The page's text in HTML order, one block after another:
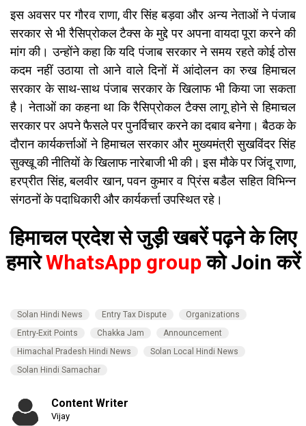
इस अवसर पर गौरव राणा, वीर सिंह बड़वा और अन्य नेताओं ने पंजाब
सरकार से भी रैसिप्रोकल टैक्स के मुद्दे पर अपना वायदा पूरा करने की
मांग की। उन्होंने कहा कि यदि पंजाब सरकार ने समय रहते कोई ठोस
कदम नहीं उठाया तो आने वाले दिनों में आंदोलन का रुख हिमाचल
सरकार के साथ-साथ पंजाब सरकार के खिलाफ भी किया जा सकता
है। नेताओं का कहना था कि रैसिप्रोकल टैक्स लागू होने से हिमाचल
सरकार पर अपने फैसले पर पुनर्विचार करने का दबाव बनेगा। बैठक के
दौरान कार्यकर्त्ताओं ने हिमाचल सरकार और मुख्यमंत्री सुखविंदर सिंह
सुक्खू की नीतियों के खिलाफ नारेबाजी भी की। इस मौके पर जिंदू राणा,
हरप्रीत सिंह, बलवीर खान, पवन कुमार व प्रिंस बडैल सहित विभिन्न
संगठनों के पदाधिकारी और कार्यकर्त्ता उपस्थित रहे।
हिमाचल प्रदेश से जुड़ी खबरें पढ़ने के लिए
हमारेWhatsApp groupको Join करें
Solan Hindi News Entry Tax Dispute
Organizations
Entry-Exit Points
Chakka Jam
Announcement
Himachal Pradesh Hindi News
Solan Local Hindi News
Solan Hindi Samachar
Content Writer
Vijay